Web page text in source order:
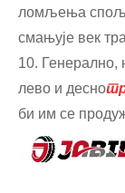
ломљења
смањује век
10. Генерално,
лево и десно
би им се